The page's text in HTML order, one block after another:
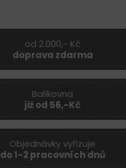
od 2.000,- Kč
doprava zdarma
Balíkovna
již od 56,-Kč
Objednávky vyřizuje
do 1-2 pracovních dnů